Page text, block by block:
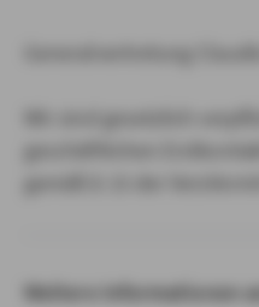
Weitere Informationen